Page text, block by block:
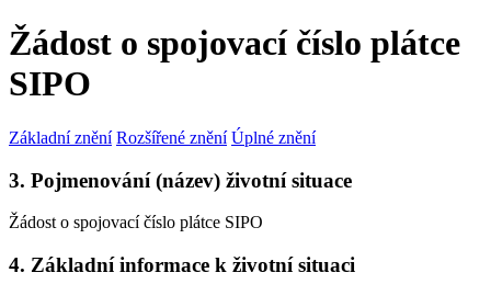
Žádost o spojovací číslo plátce
SIPO
Základní znění Rozšířené znění Úplné znění
3. Pojmenování (název) životní situace
Žádost o spojovací číslo plátce SIPO
4. Základní informace k životní situaci